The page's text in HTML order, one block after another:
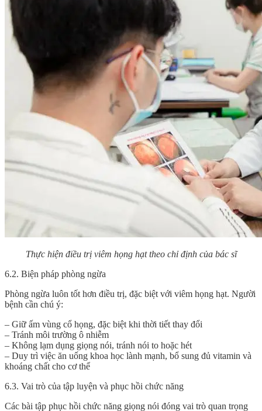
Thực hiện điều trị viêm họng hạt theo chỉ định của bác sĩ
6.2. Biện pháp phòng ngừa
Phòng ngừa luôn tốt hơn điều trị, đặc biệt với viêm họng hạt. Người
bệnh cần chú ý:
– Giữ ấm vùng cổ họng, đặc biệt khi thời tiết thay đổi
– Tránh môi trường ô nhiễm
– Không lạm dụng giọng nói, tránh nói to hoặc hét
– Duy trì việc ăn uống khoa học lành mạnh, bổ sung đủ vitamin và
khoáng chất cho cơ thể
6.3. Vai trò của tập luyện và phục hồi chức năng
Các bài tập phục hồi chức năng giọng nói đóng vai trò quan trọng